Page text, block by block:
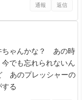
通報 返信
ちゃんかな？ あの時
でも忘れられないん
あのプレッシャーの
る